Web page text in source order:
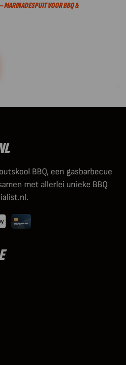
MARINADESPUIT VOOR BBQ &
BBQ, een gasbarbecue
met allerlei unieke BBQ